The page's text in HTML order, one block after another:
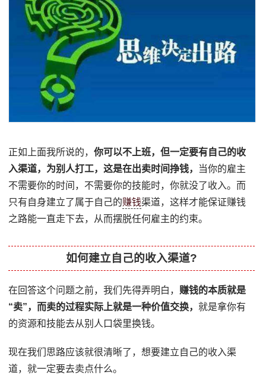
正如上面我所说的，你可以不上班，但一定要有自己的收
入渠道，为别人打工，这是在出卖时间挣钱， 当你的雇主
不需要你的时间，不需要你的技能时，你就没了收入。而
只有自身建立了属于自己的赚钱渠道，这样才能保证赚钱
之路能一直走下去，从而摆脱任何雇主的约束。
如何建立自己的收入渠道?
在回答这个问题之前，我们先得弄明白， 赚钱的本质就是
“卖”，而卖的过程实际上就是一种价值交换，就是拿你有
的资源和技能去从别人口袋里换钱。
现在我们思路应该就很清晰了，想要建立自己的收入渠
道，就一定要去卖点什么。